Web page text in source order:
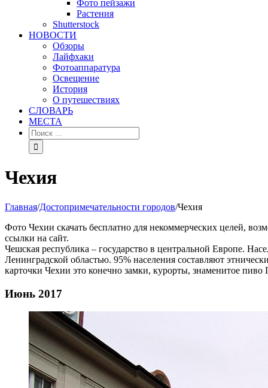
Фото пейзажи
Растения
Shutterstock
НОВОСТИ
Обзоры
Лайфхаки
Фотоаппаратура
Освещение
История
О путешествиях
CЛОВАРЬ
МЕСТА
Чехия
Главная/Достопримечательности городов/Чехия
Фото Чехии скачать бесплатно для некоммерческих целей,
ссылки на сайт.
Чешская республика – государство в центральной Европе.
Ленинградской областью. 95% населения составляют
карточки Чехии это конечно замки, курорты, знаменитое пиво
Июнь 2017